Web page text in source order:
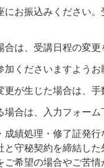
お振込みください
は、受講日程の変更
くださいますようお
が生じた場合は、
合は、入力フォー
績処理・修了証発
守秘契約を締結し
希望の場合やご苦